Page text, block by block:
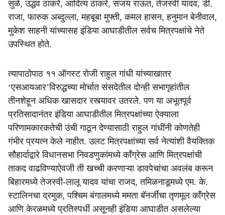
सुळे, उद्धव ठाकरे, आदित्य ठाकरे, संजय राऊत, तेजस्वी यादव, डी.
राजा, फारुक अब्दुल्ला, महबूबा मुफ्ती, कमल हासन, हनुमान बेनीवाल,
मुकेश साहनी यांच्यासह इंडिया आघाडीतील सर्वच मित्रपक्षांचे नेते
उपस्थित होते.
त्यापाठोपाठ ११ ऑगस्ट रोजी राहुल गांधी यांच्याखातर
‘एसआयआर’विरुद्धच्या मोर्चात संसदेतील दोन्ही सभागृहांतील
तीनशेहून अधिक खासदार रस्त्यावर उतरले. पण या अभूतपूर्व
प्रतिसादानंतर इंडिया आघाडीतील मित्रपक्षांच्या ऐक्याला
परिणामकारकतेची उंची गाठून देण्यासाठी राहुल गांधींनी कोणतेही
गंभीर प्रयत्न केले नाहीत. उलट मित्रपक्षांच्या सर्व नेत्यांशी वैयक्तिक
सौहार्दाद्वारे विधानसभा निवडणुकांमध्ये काँग्रेस आणि मित्रपक्षांची
ताकद वाढविण्याऐवजी ती खच्ची करणाऱ्या डावपेचांचा अवलंब करून
बिहारमध्ये तेजस्वी-लालू यादव यांचा राजद, तमिळनाडूमध्ये एम. के.
स्टालिनचा द्रमुक, पश्चिम बंगालमध्ये ममता बॅनर्जींचा तृणमूल काँग्रेस
आणि केरळमध्ये प्रतिस्पर्धी असूनही इंडिया आघाडीत असलेल्या